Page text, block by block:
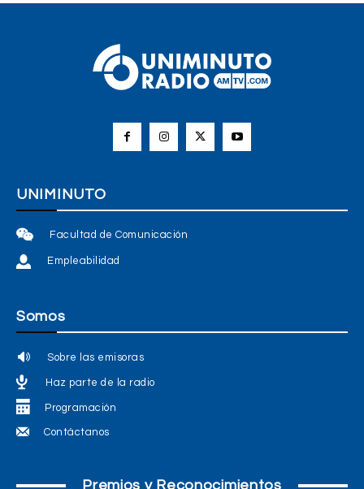
UNIMINUTO
Facultad de Comunicación
Empleabilidad
Somos
Sobre las emisoras
Haz parte de la radio
Programación
Contáctanos
Premios y Reconocimientos